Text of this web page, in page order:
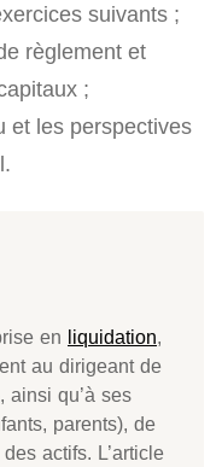
suivants ;
règlement et
;
et les perspectives
en liquidation,
au dirigeant de
ainsi qu’à ses
parents), de
actifs. L’article